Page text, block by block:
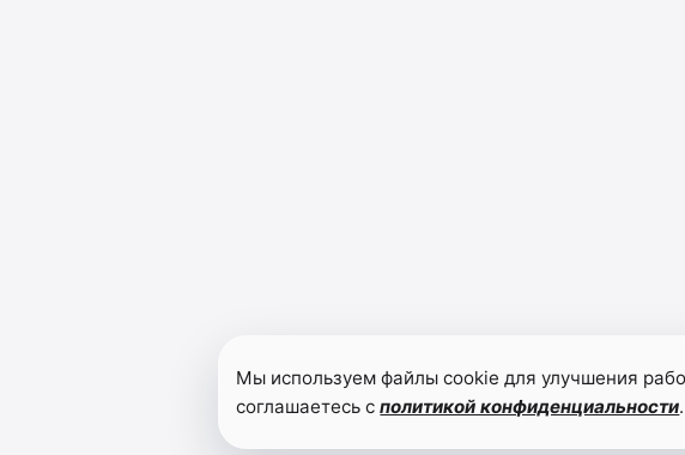
Мы используем файлы cookie для улучшения
соглашаетесь сполитикой конфиденциальности